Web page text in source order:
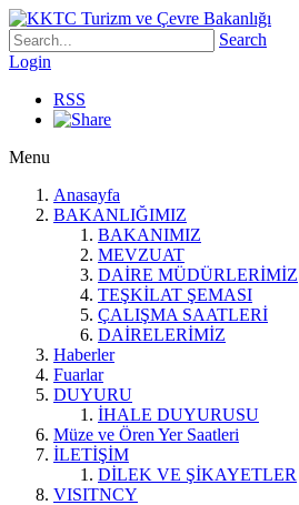
Search
Login
RSS
Menu
Anasayfa
BAKANLIĞIMIZ
BAKANIMIZ
MEVZUAT
DAİRE MÜDÜRLERİMİZ
TEŞKİLAT ŞEMASI
ÇALIŞMA SAATLERİ
DAİRELERİMİZ
Haberler
Fuarlar
DUYURU
İHALE DUYURUSU
Müze ve Ören Yer Saatleri
İLETİŞİM
DİLEK VE ŞİKAYETLER
VISITNCY